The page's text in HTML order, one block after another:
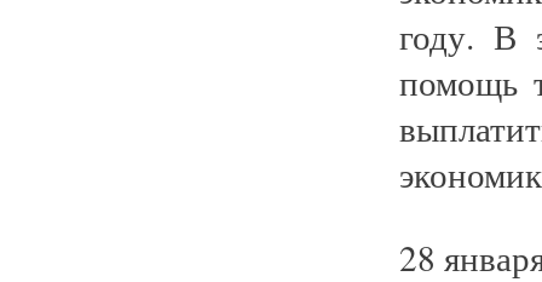
году. В
помощь
28